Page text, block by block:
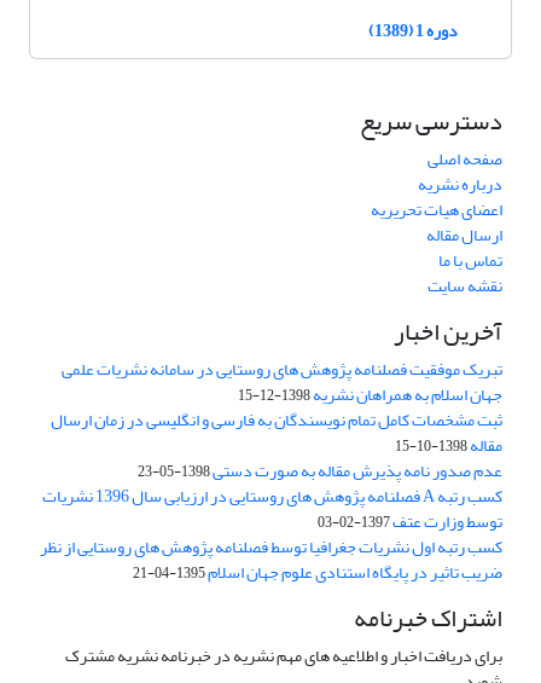
دوره 1 (1389)
دسترسی سریع
صفحه اصلی
درباره نشریه
اعضای هیات تحریریه
ارسال مقاله
تماس با ما
نقشه سایت
آخرین اخبار
تبریک موفقیت فصلنامه پژوهش های روستایی در سامانه نشریات علمی
جهان اسلام به همراهان نشریه1398-12-15
ثبت مشخصات کامل تمام نویسندگان به فارسی و انگلیسی در زمان ارسال
مقاله1398-10-15
عدم صدور نامه پذیرش مقاله به صورت دستی1398-05-23
کسب رتبه A فصلنامه پژوهش های روستایی در ارزیابی سال 1396 نشریات
توسط وزارت عتف1397-02-03
کسب رتبه اول نشریات جغرافیا توسط فصلنامه پژوهش های روستایی از نظر
ضریب تاثیر در پایگاه استنادی علوم جهان اسلام1395-04-21
اشتراک خبرنامه
برای دریافت اخبار و اطلاعیه های مهم نشریه در خبرنامه نشریه مشترک